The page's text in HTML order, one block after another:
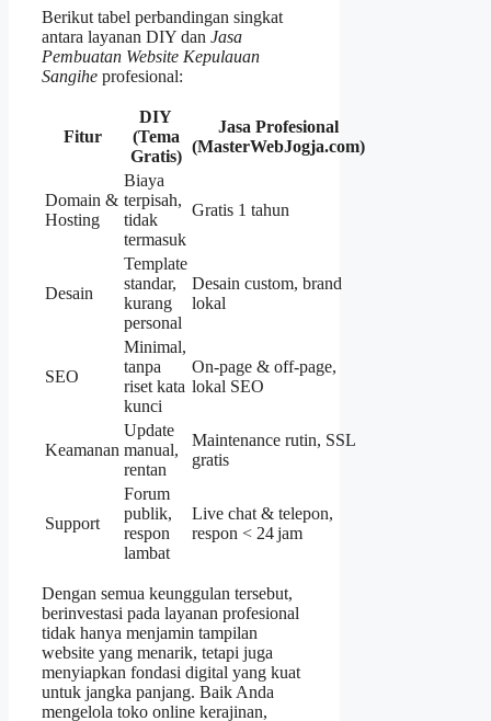
Berikut tabel perbandingan singkat
antara layanan DIY dan Jasa
Pembuatan Website Kepulauan
Sangihe profesional:
Fitur
DIY
(Tema
Gratis)
Jasa Profesional
(MasterWebJogja.com)
Domain &
Hosting
Biaya
terpisah,
tidak
termasuk
Gratis 1 tahun
Desain
Template
standar,
kurang
personal
Desain custom, brand
lokal
SEO
Minimal,
tanpa
riset kata
kunci
On‑page & off‑page,
lokal SEO
Keamanan
Update
manual,
rentan
Maintenance rutin, SSL
gratis
Support
Forum
publik,
respon
lambat
Live chat & telepon,
respon < 24 jam
Dengan semua keunggulan tersebut,
berinvestasi pada layanan profesional
tidak hanya menjamin tampilan
website yang menarik, tetapi juga
menyiapkan fondasi digital yang kuat
untuk jangka panjang. Baik Anda
mengelola toko online kerajinan,